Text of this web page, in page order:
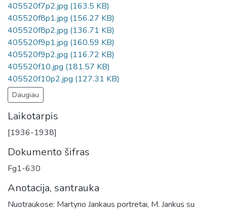
405520f7p2.jpg (163.5 KB)
405520f8p1.jpg (156.27 KB)
405520f8p2.jpg (136.71 KB)
405520f9p1.jpg (160.59 KB)
405520f9p2.jpg (116.72 KB)
405520f10.jpg (181.57 KB)
405520f10p2.jpg (127.31 KB)
Daugiau
Laikotarpis
[1936-1938]
Dokumento šifras
Fg1-630
Anotacija, santrauka
Nuotraukose: Martyno Jankaus portretai, M. Jankus su